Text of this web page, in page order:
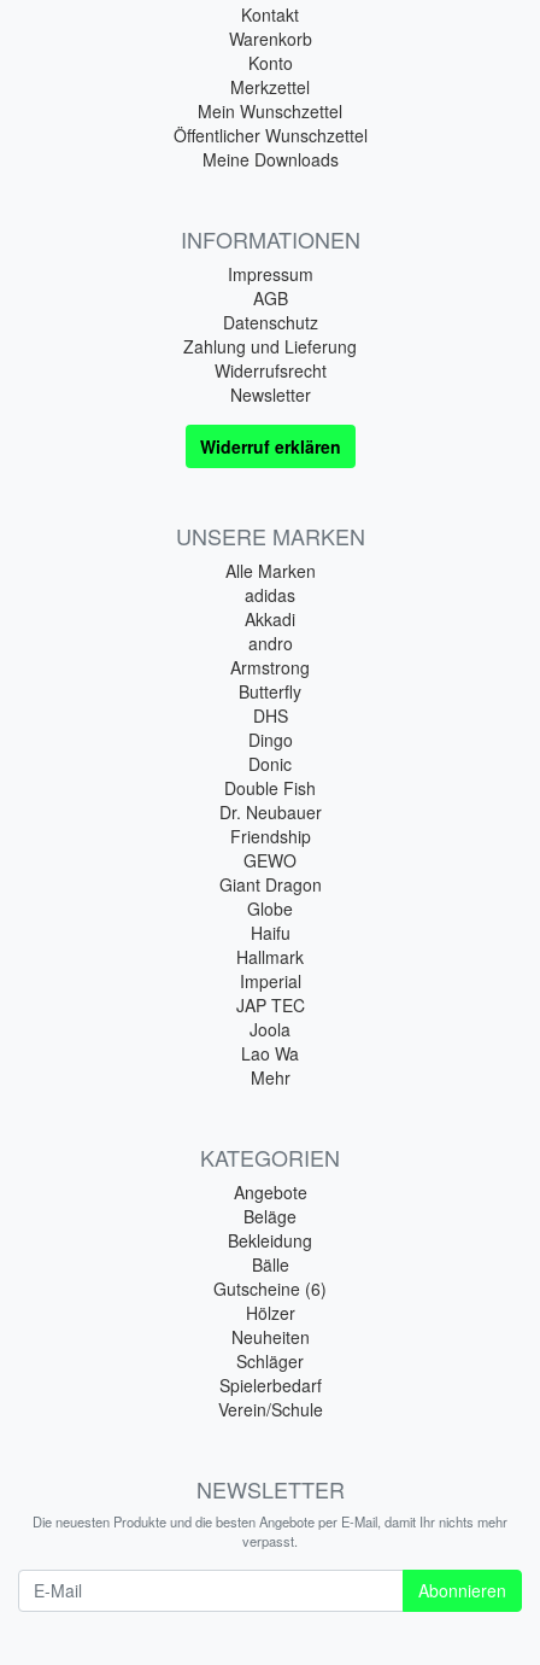
Kontakt
Warenkorb
Konto
Merkzettel
Mein Wunschzettel
Öffentlicher Wunschzettel
Meine Downloads
INFORMATIONEN
Impressum
AGB
Datenschutz
Zahlung und Lieferung
Widerrufsrecht
Newsletter
Widerruf erklären
UNSERE MARKEN
Alle Marken
adidas
Akkadi
andro
Armstrong
Butterfly
DHS
Dingo
Donic
Double Fish
Dr. Neubauer
Friendship
GEWO
Giant Dragon
Globe
Haifu
Hallmark
Imperial
JAP TEC
Joola
Lao Wa
Mehr
KATEGORIEN
Angebote
Beläge
Bekleidung
Bälle
Gutscheine (6)
Hölzer
Neuheiten
Schläger
Spielerbedarf
Verein/Schule
NEWSLETTER
Die neuesten Produkte und die besten Angebote per E-Mail, damit Ihr nichts mehr
verpasst.
Abonnieren